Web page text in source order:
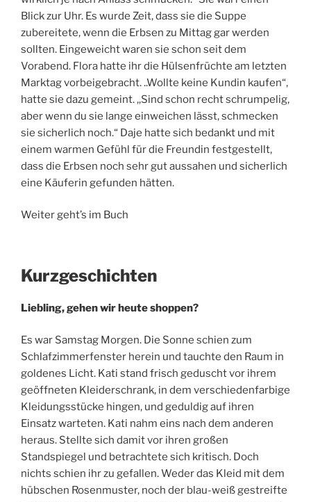
Blick zur Uhr. Es wurde Zeit, dass sie die Suppe
zubereitete, wenn die Erbsen zu Mittag gar werden
sollten. Eingeweicht waren sie schon seit dem
Vorabend. Flora hatte ihr die Hülsenfrüchte am letzten
Marktag vorbeigebracht. ..Wollte keine Kundin kaufen“,
hatte sie dazu gemeint. ,,Sind schon recht schrumpelig,
aber wenn du sie lange einweichen lässt, schmecken
sie sicherlich noch.“ Daje hatte sich bedankt und mit
einem warmen Gefühl für die Freundin festgestellt,
dass die Erbsen noch sehr gut aussahen und sicherlich
eine Käuferin gefunden hätten.
Weiter geht’s im Buch
Kurzgeschichten
Liebling, gehen wir heute shoppen?
Es war Samstag Morgen. Die Sonne schien zum
Schlafzimmerfenster herein und tauchte den Raum in
goldenes Licht. Kati stand frisch geduscht vor ihrem
geöffneten Kleiderschrank, in dem verschiedenfarbige
Kleidungsstücke hingen, und geduldig auf ihren
Einsatz warteten. Kati nahm eins nach dem anderen
heraus. Stellte sich damit vor ihren großen
Standspiegel und betrachtete sich kritisch. Doch
nichts schien ihr zu gefallen. Weder das Kleid mit dem
hübschen Rosenmuster, noch der blau-weiß gestreifte